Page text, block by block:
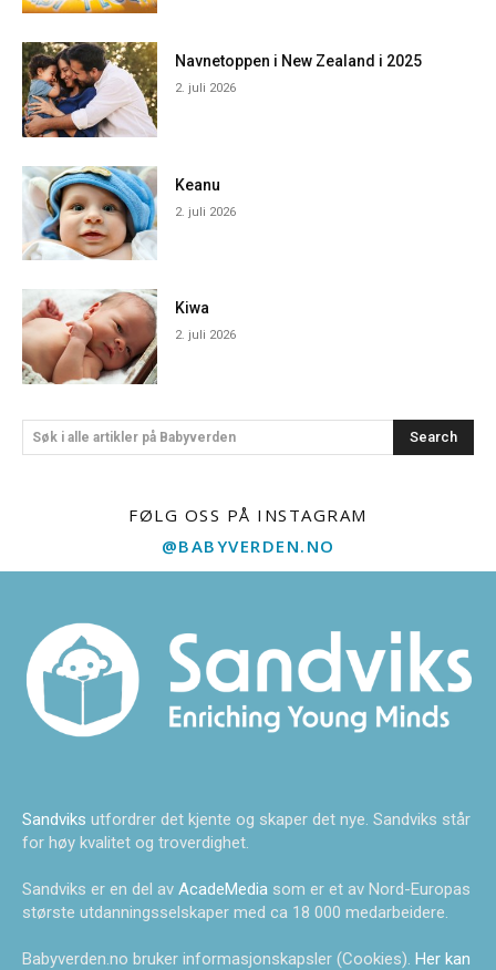
Navnetoppen i New Zealand i 2025
2. juli 2026
Keanu
2. juli 2026
Kiwa
2. juli 2026
Søk i alle artikler på Babyverden Search
FØLG OSS PÅ INSTAGRAM
@BABYVERDEN.NO
Sandviks utfordrer det kjente og skaper det nye. Sandviks står
for høy kvalitet og troverdighet.
Sandviks er en del av AcadeMedia som er et av Nord-Europas
største utdanningsselskaper med ca 18 000 medarbeidere.
Babyverden.no bruker informasjonskapsler (Cookies). Her kan